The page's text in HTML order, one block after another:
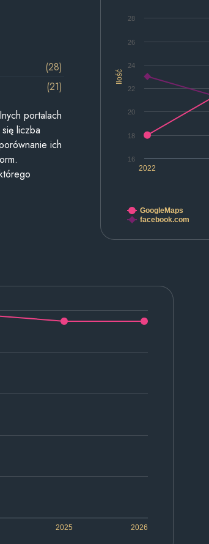
Ilość
2022
16
18
20
22
24
26
28
GoogleMaps
facebook.com
(28)
(21)
portalach
liczba
ich
2025 2026